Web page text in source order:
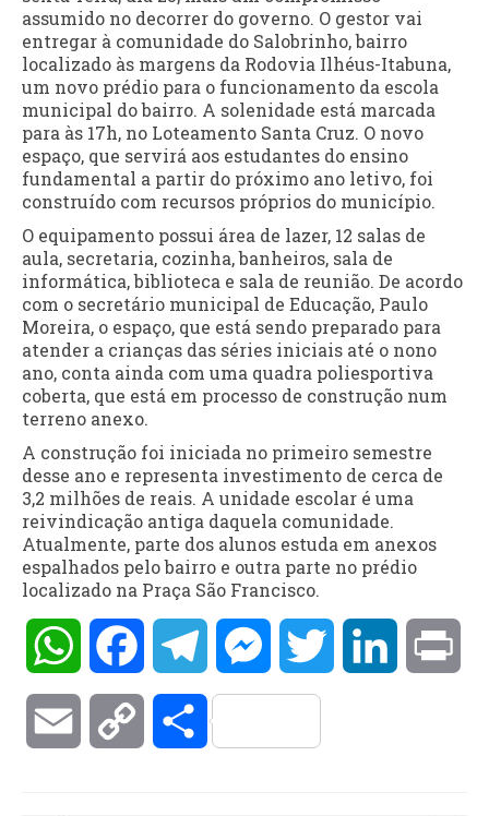
assumido no decorrer do governo. O gestor vai
entregar à comunidade do Salobrinho, bairro
localizado às margens da Rodovia Ilhéus-Itabuna,
um novo prédio para o funcionamento da escola
municipal do bairro. A solenidade está marcada
para às 17h, no Loteamento Santa Cruz. O novo
espaço, que servirá aos estudantes do ensino
fundamental a partir do próximo ano letivo, foi
construído com recursos próprios do município.
O equipamento possui área de lazer, 12 salas de
aula, secretaria, cozinha, banheiros, sala de
informática, biblioteca e sala de reunião. De acordo
com o secretário municipal de Educação, Paulo
Moreira, o espaço, que está sendo preparado para
atender a crianças das séries iniciais até o nono
ano, conta ainda com uma quadra poliesportiva
coberta, que está em processo de construção num
terreno anexo.
A construção foi iniciada no primeiro semestre
desse ano e representa investimento de cerca de
3,2 milhões de reais. A unidade escolar é uma
reivindicação antiga daquela comunidade.
Atualmente, parte dos alunos estuda em anexos
espalhados pelo bairro e outra parte no prédio
localizado na Praça São Francisco.
WhatsAppFacebookTelegramMessengerTwitter LinkedIn
Email Copy Compartilhar